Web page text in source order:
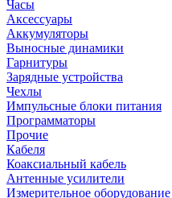
Часы
Аксессуары
Аккумуляторы
Выносные динамики
Гарнитуры
Зарядные устройства
Чехлы
Импульсные блоки питания
Программаторы
Прочие
Кабеля
Коаксиальный кабель
Антенные усилители
Измерительное оборудование